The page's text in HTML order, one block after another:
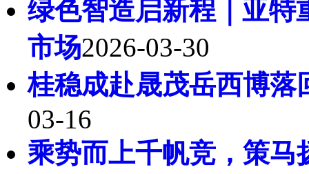
绿色智造启新程｜亚特
市场2026-03-30
桂稳成赴晟茂岳西博落
03-16
乘势而上千帆竞，策